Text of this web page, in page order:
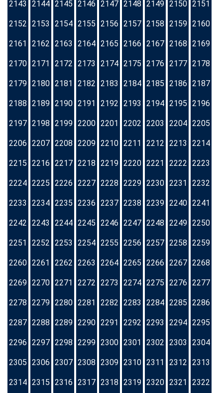
2143 2144 2145 2146 2147 2148 2149 2150 2151
2152 2153 2154 2155 2156 2157 2158 2159 2160
2161 2162 2163 2164 2165 2166 2167 2168 2169
2170 2171 2172 2173 2174 2175 2176 2177 2178
2179 2180 2181 2182 2183 2184 2185 2186 2187
2188 2189 2190 2191 2192 2193 2194 2195 2196
2197 2198 2199 2200 2201 2202 2203 2204 2205
2206 2207 2208 2209 2210 2211 2212 2213 2214
2215 2216 2217 2218 2219 2220 2221 2222 2223
2224 2225 2226 2227 2228 2229 2230 2231 2232
2233 2234 2235 2236 2237 2238 2239 2240 2241
2242 2243 2244 2245 2246 2247 2248 2249 2250
2251 2252 2253 2254 2255 2256 2257 2258 2259
2260 2261 2262 2263 2264 2265 2266 2267 2268
2269 2270 2271 2272 2273 2274 2275 2276 2277
2278 2279 2280 2281 2282 2283 2284 2285 2286
2287 2288 2289 2290 2291 2292 2293 2294 2295
2296 2297 2298 2299 2300 2301 2302 2303 2304
2305 2306 2307 2308 2309 2310 2311 2312 2313
2314 2315 2316 2317 2318 2319 2320 2321 2322